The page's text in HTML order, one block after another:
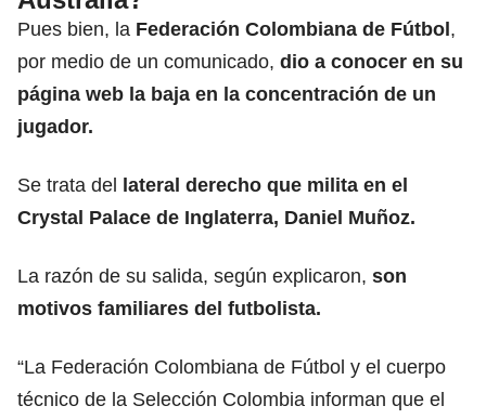
Pues bien, la Federación Colombiana de Fútbol,
por medio de un comunicado, dio a conocer en su
página web la baja en la concentración de un
jugador.
Se trata del lateral derecho que milita en el
Crystal Palace de Inglaterra, Daniel Muñoz.
La razón de su salida, según explicaron, son
motivos familiares del futbolista.
“La Federación Colombiana de Fútbol y el cuerpo
técnico de la Selección Colombia informan que el